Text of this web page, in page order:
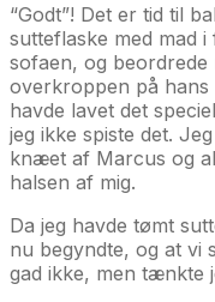
“Godt”! Det er tid til
sutteflaske med mad
sofaen, og beordrede
overkroppen på hans
havde lavet det
jeg ikke spiste det.
knæet af Marcus og
halsen af mig.
Da jeg havde tømt
nu begyndte, og at vi
gad ikke, men tænkte